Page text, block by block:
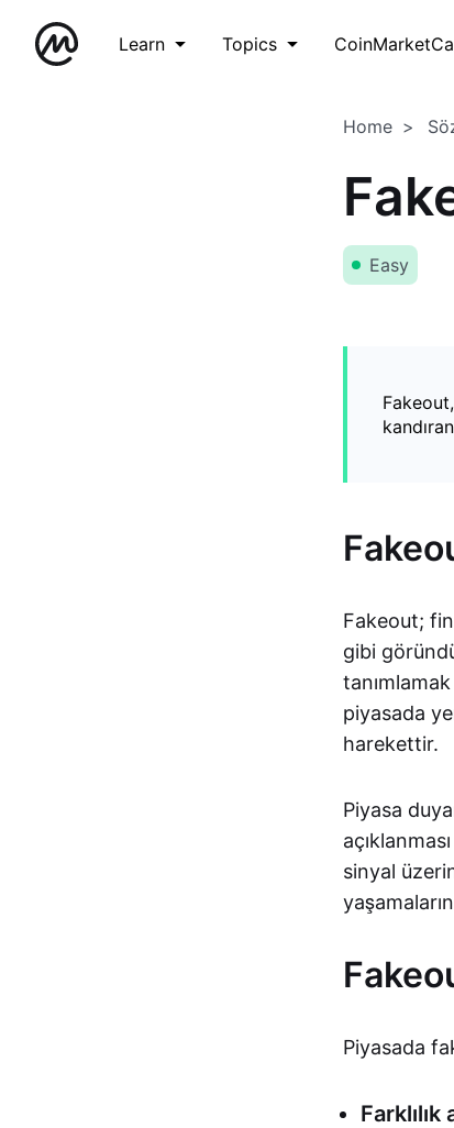
Learn Topics
Home
Easy
Fakeout;
gibi
piyasada
harekettir.
Piyasa
sinyal
Piyasada
Farklılık